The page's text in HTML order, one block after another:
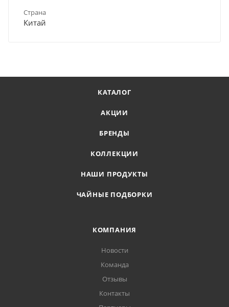
Страна
Китай
КАТАЛОГ
АКЦИИ
БРЕНДЫ
КОЛЛЕКЦИИ
НАШИ ПРОДУКТЫ
ЧАЙНЫЕ ПОДБОРКИ
КОМПАНИЯ
Новости
Команда
Отзывы
Контакты